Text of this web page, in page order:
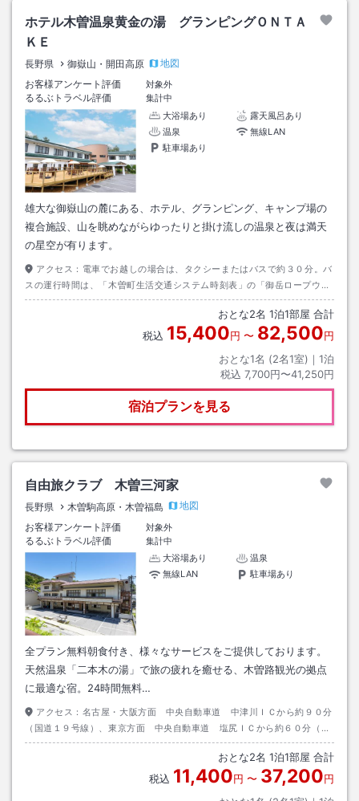
ホテル木曽温泉黄金の湯 グランピングＯＮＴＡ
ＫＥ
長野県 御嶽山・開田高原
地図
お客様アンケート評価
対象外
るるぶトラベル評価
集計中
大浴場あり
露天風呂あり
温泉
無線LAN
駐車場あり
雄大な御嶽山の麓にある、ホテル、グランピング、キャンプ場の
複合施設、山を眺めながらゆったりと掛け流しの温泉と夜は満天
の星空が有ります。
アクセス： 電車でお越しの場合は、タクシーまたはバスで約３０分。バ
スの運行時間は、「木曽町生活交通システム時刻表」の「御岳ロープウェ
イ線」と「幹線木曽温泉線」を確認して下さい。
おとな2名 1泊1部屋 合計
税込 15,400円 〜 82,500円
おとな1名 (2名1室)｜ 1泊
税込 7,700円〜41,250円
宿泊プランを見る
自由旅クラブ 木曽三河家
長野県 木曽駒高原・木曽福島
地図
お客様アンケート評価
対象外
るるぶトラベル評価
集計中
大浴場あり
温泉
無線LAN
駐車場あり
全プラン無料朝食付き、様々なサービスをご提供しております。
天然温泉「二本木の湯」で旅の疲れを癒せる、木曽路観光の拠点
に最適な宿。24時間無料…
アクセス： 名古屋・大阪方面 中央自動車道 中津川ＩＣから約９０分
（国道１９号線）、東京方面 中央自動車道 塩尻ＩＣから約６０分（国
道１９号線）新宿駅西口より高速バスが運行しております。
おとな2名 1泊1部屋 合計
税込 11,400円 〜 37,200円